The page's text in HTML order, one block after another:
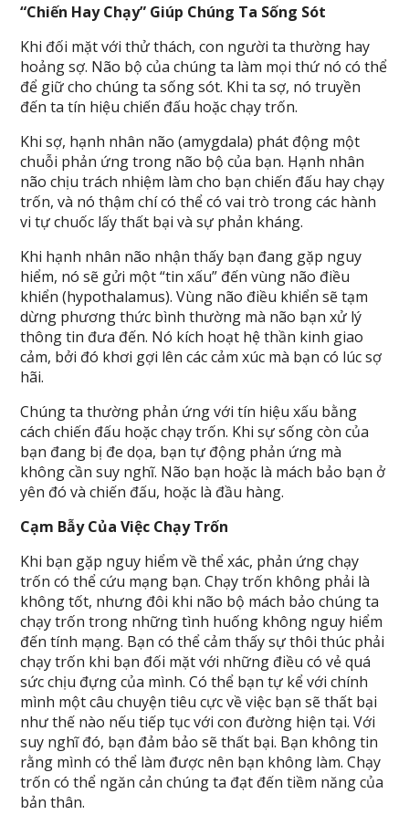
“Chiến Hay Chạy” Giúp Chúng Ta Sống Sót
Khi đối mặt với thử thách, con người ta thường hay
hoảng sợ. Não bộ của chúng ta làm mọi thứ nó có thể
để giữ cho chúng ta sống sót. Khi ta sợ, nó truyền
đến ta tín hiệu chiến đấu hoặc chạy trốn.
Khi sợ, hạnh nhân não (amygdala) phát động một
chuỗi phản ứng trong não bộ của bạn. Hạnh nhân
não chịu trách nhiệm làm cho bạn chiến đấu hay chạy
trốn, và nó thậm chí có thể có vai trò trong các hành
vi tự chuốc lấy thất bại và sự phản kháng.
Khi hạnh nhân não nhận thấy bạn đang gặp nguy
hiểm, nó sẽ gửi một “tin xấu” đến vùng não điều
khiển (hypothalamus). Vùng não điều khiển sẽ tạm
dừng phương thức bình thường mà não bạn xử lý
thông tin đưa đến. Nó kích hoạt hệ thần kinh giao
cảm, bởi đó khơi gợi lên các cảm xúc mà bạn có lúc sợ
hãi.
Chúng ta thường phản ứng với tín hiệu xấu bằng
cách chiến đấu hoặc chạy trốn. Khi sự sống còn của
bạn đang bị đe dọa, bạn tự động phản ứng mà
không cần suy nghĩ. Não bạn hoặc là mách bảo bạn ở
yên đó và chiến đấu, hoặc là đầu hàng.
Cạm Bẫy Của Việc Chạy Trốn
Khi bạn gặp nguy hiểm về thể xác, phản ứng chạy
trốn có thể cứu mạng bạn. Chạy trốn không phải là
không tốt, nhưng đôi khi não bộ mách bảo chúng ta
chạy trốn trong những tình huống không nguy hiểm
đến tính mạng. Bạn có thể cảm thấy sự thôi thúc phải
chạy trốn khi bạn đối mặt với những điều có vẻ quá
sức chịu đựng của mình. Có thể bạn tự kể với chính
mình một câu chuyện tiêu cực về việc bạn sẽ thất bại
như thế nào nếu tiếp tục với con đường hiện tại. Với
suy nghĩ đó, bạn đảm bảo sẽ thất bại. Bạn không tin
rằng mình có thể làm được nên bạn không làm. Chạy
trốn có thể ngăn cản chúng ta đạt đến tiềm năng của
bản thân.